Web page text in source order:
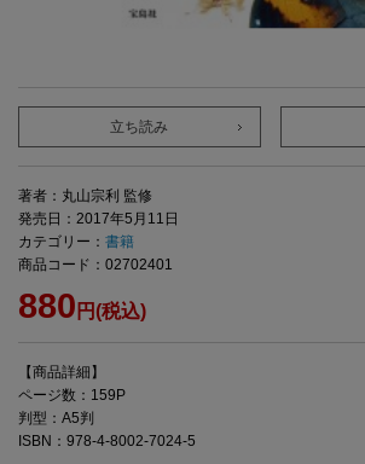
立ち読み
著者：丸山宗利 監修
発売日：2017年5月11日
カテゴリー： 書籍
商品コード：02702401
880 円(税込)
【商品詳細】
ページ数：159P
判型：A5判
ISBN：978-4-8002-7024-5